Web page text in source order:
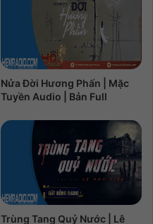
Nửa Đời Hương Phấn | Mặc
Tuyền Audio | Bản Full
Trùng Tang Quỷ Nước | Lê